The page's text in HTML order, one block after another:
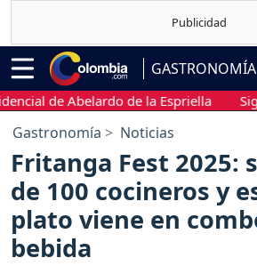
GASTRONOMÍA
de Abelardo de la Espriella
Gastronomía Noticias
Fritanga Fest 2025:
de 100 cocineros y
plato viene en
bebida